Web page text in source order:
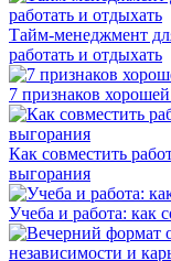
Тайм-менеджмент
работать и отдыхать
7 признаков
Как совместить
выгорания
Учеба и работа: как